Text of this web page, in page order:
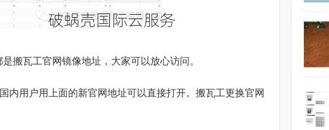
搬瓦工官网镜像地址，大家可以放心访问。
内用户用上面的新官网地址可以直接打开。搬瓦工更换官网